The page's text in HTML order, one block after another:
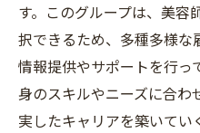
す。このグループは、美容
択できるため、多種多様
情報提供やサポートを行っ
身のスキルやニーズに合
実したキャリアを築いてい